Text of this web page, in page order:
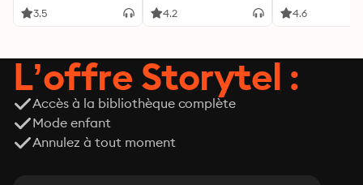
3.5 4.2 4.6
L’offre Storytel :
Accès à la bibliothèque complète
Mode enfant
Annulez à tout moment